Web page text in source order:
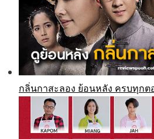
กลิ่นกาสะลอง ย้อนหลัง ครบทุก